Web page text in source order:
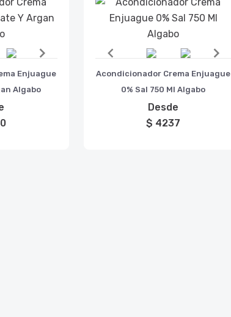
Enjuague
Algabo
Acondicionador Crema Enjuague
0% Sal 750 Ml Algabo
Desde
$ 4237